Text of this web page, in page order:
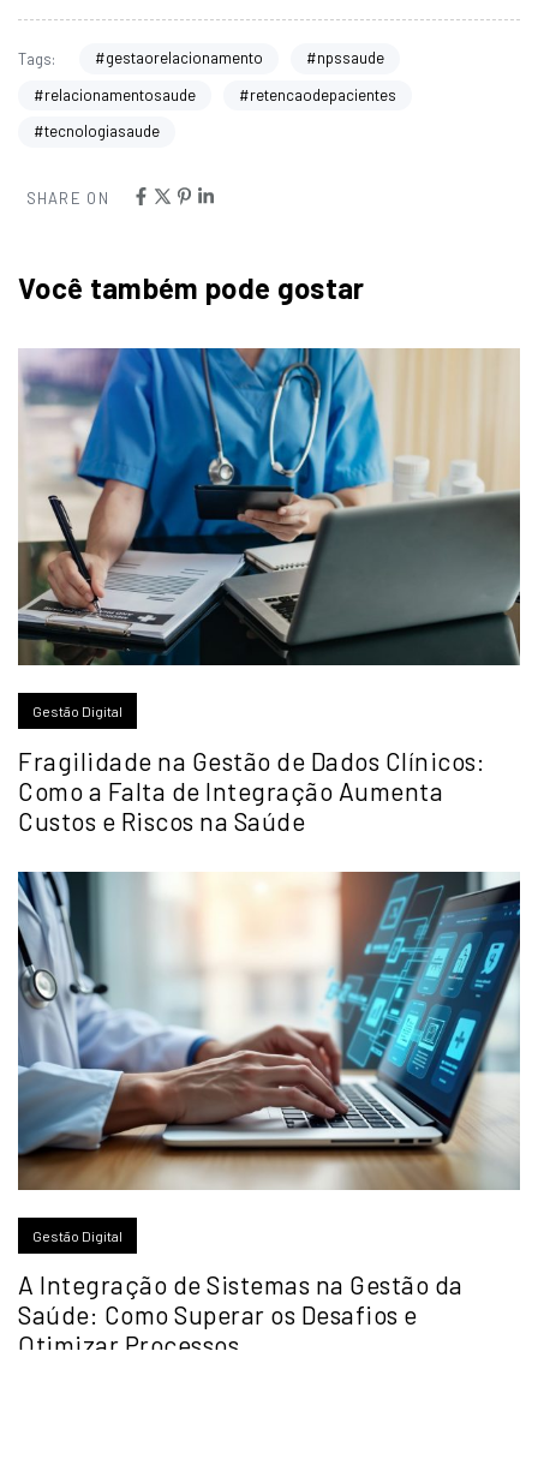
Tags: #gestaorelacionamento
#npssaude
#relacionamentosaude
#retencaodepacientes
#tecnologiasaude
SHARE ON
Você também pode gostar
Gestão Digital
Fragilidade na Gestão de Dados Clínicos:
Como a Falta de Integração Aumenta
Custos e Riscos na Saúde
Gestão Digital
A Integração de Sistemas na Gestão da
Saúde: Como Superar os Desafios e
Otimizar Processos